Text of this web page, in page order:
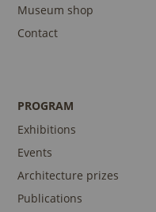
Museum shop
Contact
PROGRAM
Exhibitions
Events
Architecture prizes
Publications